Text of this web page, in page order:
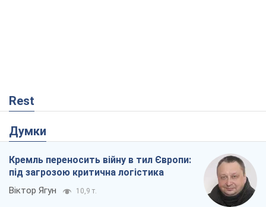
Rest
Думки
Кремль переносить війну в тил Європи:
під загрозою критична логістика
Віктор Ягун 10,9 т.